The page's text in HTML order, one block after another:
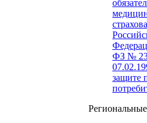
ФЗ №
защите
Региональные